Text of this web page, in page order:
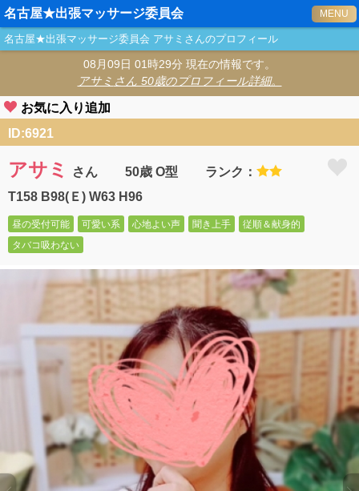
名古屋★出張マッサージ委員会 MENU
名古屋★出張マッサージ委員会 アサミ さんのプロフィール
08月09日 01時29分 現在の情報です。
アサミ さん 50歳のプロフィール詳細。
お気に入り追加
ID:6921
アサミ さん 50歳 O型
ランク：
T158 B98(Ｅ) W63 H96
昼の受付可能 可愛い系 心地よい声 聞き上手
従順＆献身的
タバコ吸わない